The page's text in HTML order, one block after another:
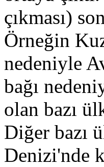
çıkması)
Örneğin
nedeniyle
bağı
olan bazı
Diğer bazı
Denizi'nde